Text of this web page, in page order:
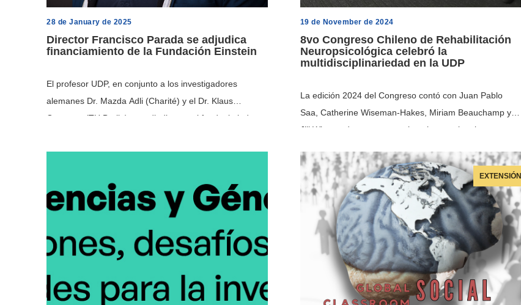
28 de January de 2025
Director Francisco Parada se adjudica
financiamiento de la Fundación Einstein
El profesor UDP, en conjunto a los investigadores
alemanes Dr. Mazda Adli (Charité) y el Dr. Klaus
Gramann (TU Berlin), se adjudicaron el fondo titulado
19 de November de 2024
8vo Congreso Chileno de Rehabilitación
Neuropsicológica celebró la
multidisciplinariedad en la UDP
La edición 2024 del Congreso contó con Juan Pablo
Saa, Catherine Wiseman-Hakes, Miriam Beauchamp y
Jill Winegardner como speakers internacionales.
EXTENSIÓN